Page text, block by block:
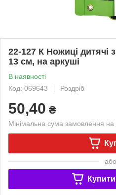
22-127 К Ножиці дитячі
13 см, на аркуші
В наявності
Код: 069643
Роздріб
50,40 ₴
Мінімальна сума замовлення
або